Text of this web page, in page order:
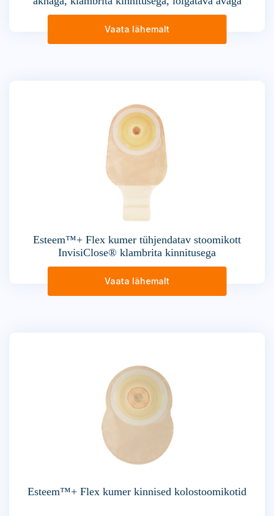
Vaata lähemalt
Esteem™+ Flex kumer tühjendatav stoomikott
InvisiClose® klambrita kinnitusega
Vaata lähemalt
Esteem™+ Flex kumer kinnised kolostoomikotid